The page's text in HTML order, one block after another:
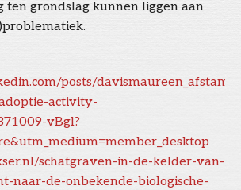
ten grondslag kunnen liggen aan
posts/
activity-
vBgl?
schatgraven-in-de-kelder-van-
naar-de-onbekende-biologische-